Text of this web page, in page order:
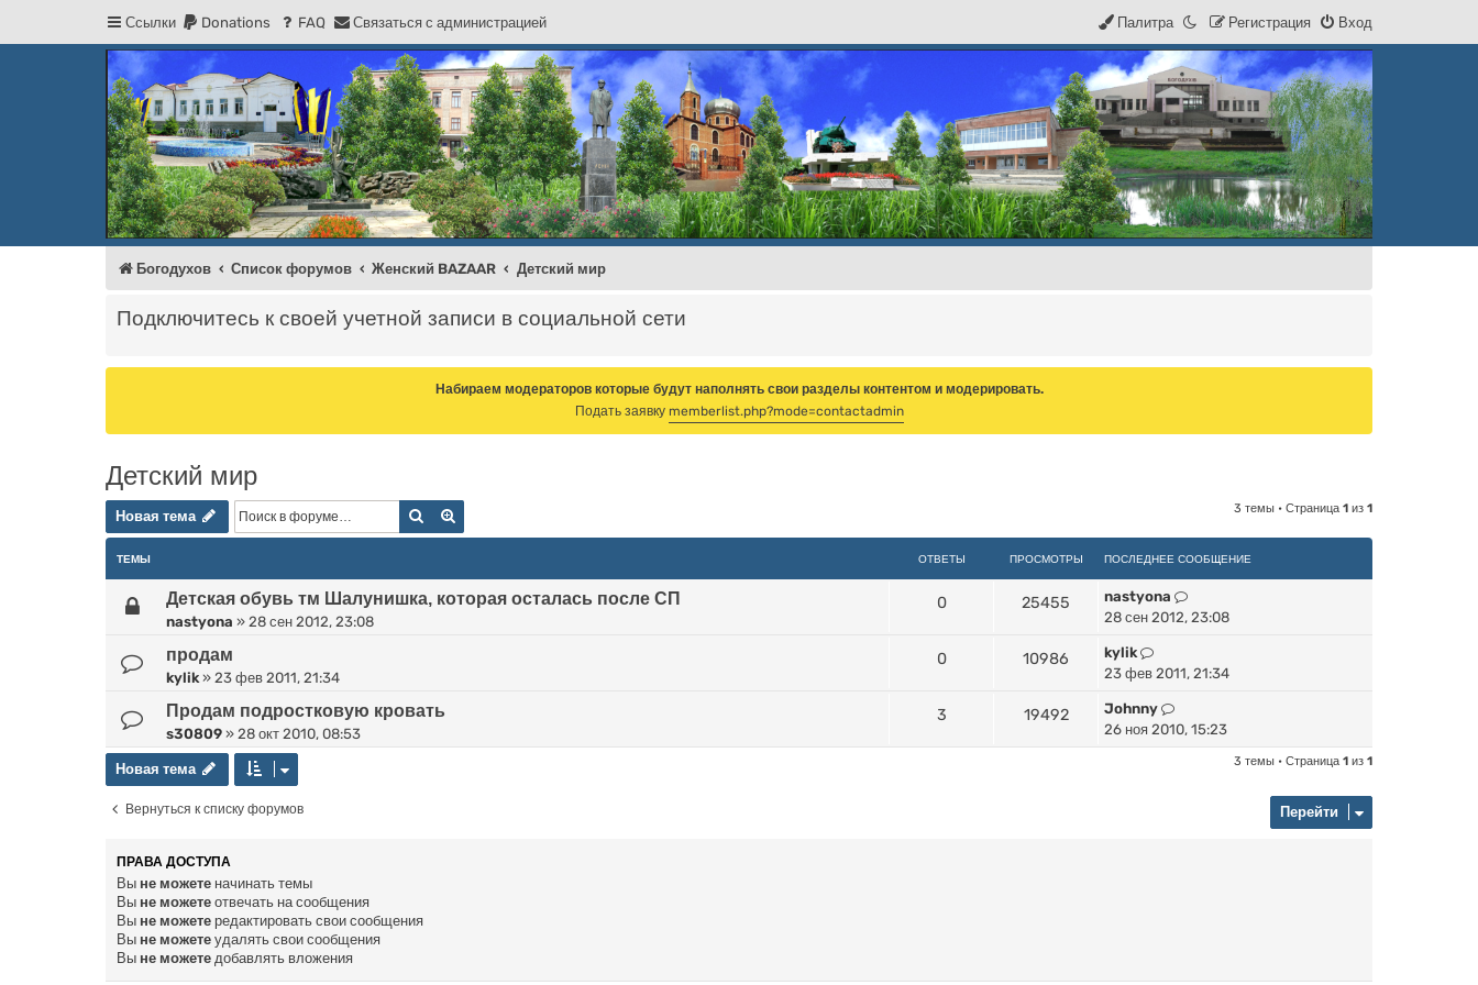
Ссылки Donations FAQ Связаться с администрацией Вход
Регистрация
Палитра
Регистрация
Форум Богодухова
Богодухов
Богодухов Список форумов Женский BAZAAR Детский мир
Подключитесь к своей учетной записи в социальной сети
Набираем модераторов которые будут наполнять свои разделы контентом и модерировать.
Подать заявку memberlist.php?mode=contactadmin
Детский мир
Новая тема
Новая тема Поиск 3 темы • Страница 1 из 1
ТЕМЫ ОТВЕТЫ ПРОСМОТРЫ ПОСЛЕДНЕЕ СООБЩЕНИЕ
Детская обувь тм Шалунишка, которая осталась после СП
nastyona » 28 сен 2012, 23:08
0 25455
nastyona
28 сен 2012, 23:08
продам
kylik» 23 фев 2011, 21:34
0 10986
kylik
23 фев 2011, 21:34
Продам подростковую кровать
s30809 » 28 окт 2010, 08:53
3 19492
Johnny
26 ноя 2010, 15:23
Новая тема
Новая тема 3 темы • Страница 1 из 1
Вернуться к списку форумов Перейти
ПРАВА ДОСТУПА
Вы не можете начинать темы
Вы не можете отвечать на сообщения
Вы не можете редактировать свои сообщения
Вы не можете удалять свои сообщения
Вы не можете добавлять вложения